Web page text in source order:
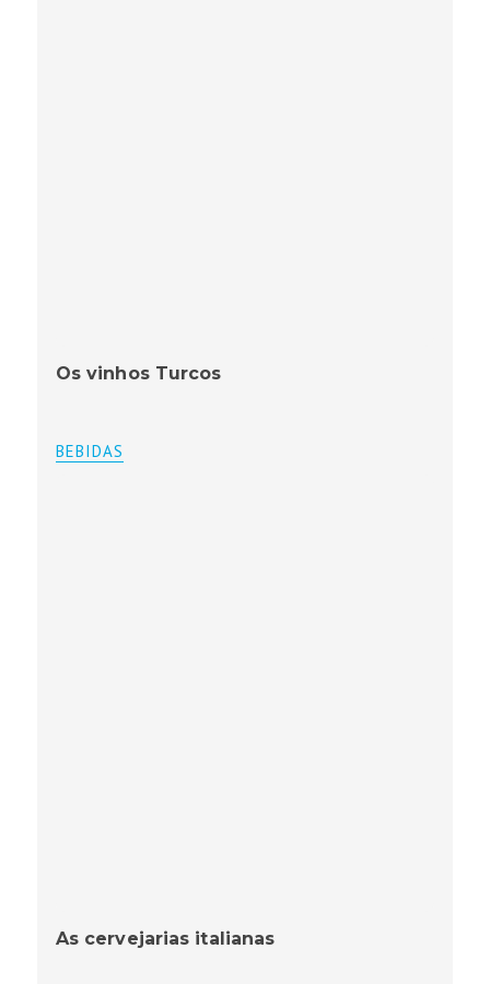
Os vinhos Turcos
BEBIDAS
As cervejarias italianas